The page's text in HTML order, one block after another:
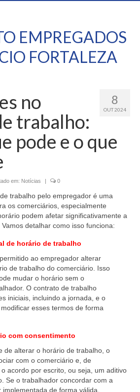
EMPREGADOS
FORTALEZA
8
OUT 2024
no
trabalho:
pode e o que
em: Notícias | 0
trabalho pelo empregador é uma
os comerciários, especialmente
podem afetar significativamente a
detalhar como isso funciona:
de horário de trabalho
ao empregador alterar
de trabalho do comerciário. Isso
mudar o horário sem o
O contrato de trabalho
iniciais, incluindo a jornada, e o
esses termos de forma
com consentimento
de alterar o horário de trabalho, o
com o comerciário e, de
acordo por escrito, ou seja, um aditivo
Se o trabalhador concordar com a
de forma válida.